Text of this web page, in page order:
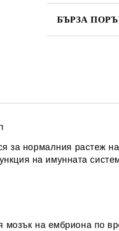
БЪРЗА
нормалния растеж на
на имунната
на ембриона по